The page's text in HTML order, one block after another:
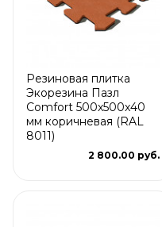
Резиновая плитка
Экорезина Пазл
Comfort 500x500x40
мм коричневая (RAL
8011)
2 800.00 руб.